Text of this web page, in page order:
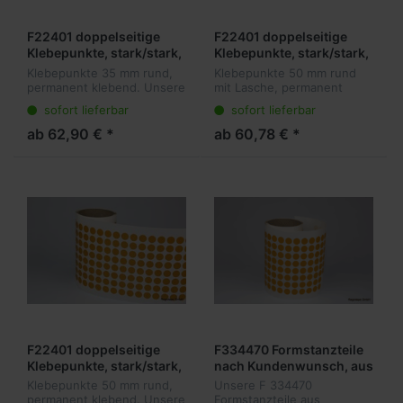
F22401 doppelseitige
Klebepunkte, stark/stark,
35 mm rund ohne Lasche,
Acrylatkleber, 0,11 mm
Rolle
Klebepunkte 35 mm rund,
permanent klebend. Unsere
durch ihre besonders
starke Klebkraft aus und
eignen sich deshalb gut für
sofort lieferbar
ab 62,90 € *
F22401 doppelseitige
Klebepunkte, stark/stark,
50 mm rund mit Lasche,
Acrylatkleber, 0,11 mm
Rolle
Klebepunkte 50 mm rund
mit Lasche, permanent
zeichnen sich durch ihre
besonders starke Klebkraft
aus und eignen sich
sofort lieferbar
ab 60,78 € *
F22401 doppelseitige
Klebepunkte, stark/stark,
50 mm rund ohne Lasche,
Acrylatkleber, 0,11 mm
Klebepunkte 50 mm rund,
permanent klebend. Unsere
F334470 Formstanzteile
nach Kundenwunsch, aus
doppelseitigen
Klebeband, Folienträger,
Unsere F 334470
Formstanzteile aus